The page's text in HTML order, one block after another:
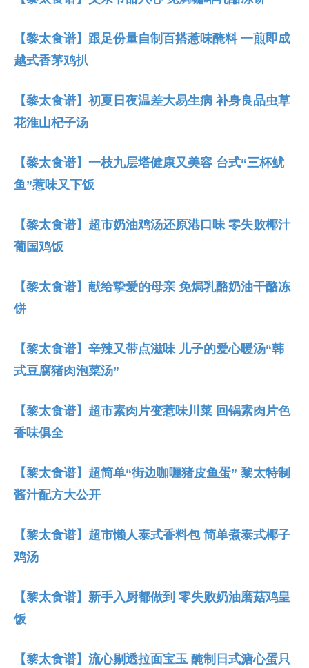
【黎太食谱】跟足份量自制百搭惹味醃料 一煎即成
越式香茅鸡扒
【黎太食谱】初夏日夜温差大易生病 补身良品虫草
花淮山杞子汤
【黎太食谱】一枝九层塔健康又美容 台式“三杯鱿
鱼”惹味又下饭
【黎太食谱】超市奶油鸡汤还原港口味 零失败椰汁
葡国鸡饭
【黎太食谱】献给挚爱的母亲 免焗乳酪奶油干酪冻
饼
【黎太食谱】辛辣又带点滋味 儿子的爱心暖汤“韩
式豆腐猪肉泡菜汤”
【黎太食谱】超市素肉片变惹味川菜 回锅素肉片色
香味俱全
【黎太食谱】超简单“街边咖喱猪皮鱼蛋” 黎太特制
酱汁配方大公开
【黎太食谱】超市懒人泰式香料包 简单煮泰式椰子
鸡汤
【黎太食谱】新手入厨都做到 零失败奶油磨菇鸡皇
饭
【黎太食谱】流心剔透拉面宝玉 醃制日式溏心蛋只